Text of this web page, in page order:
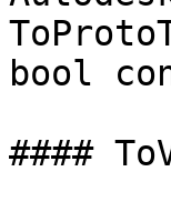
bool
####